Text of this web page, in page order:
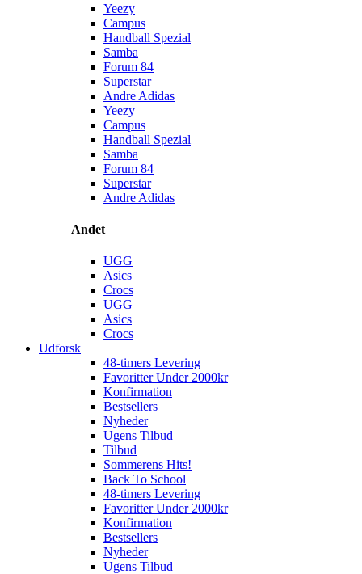
Yeezy
Campus
Handball Spezial
Samba
Forum 84
Superstar
Andre Adidas
Yeezy
Campus
Handball Spezial
Samba
Forum 84
Superstar
Andre Adidas
Andet
UGG
Asics
Crocs
UGG
Asics
Crocs
Udforsk
48-timers Levering
Favoritter Under 2000kr
Konfirmation
Bestsellers
Nyheder
Ugens Tilbud
Tilbud
Sommerens Hits!
Back To School
48-timers Levering
Favoritter Under 2000kr
Konfirmation
Bestsellers
Nyheder
Ugens Tilbud